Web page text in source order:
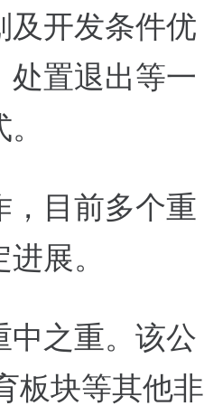
及开发条件优
处置退出等一
，目前多个重
展。
中之重。该公
板块等其他非